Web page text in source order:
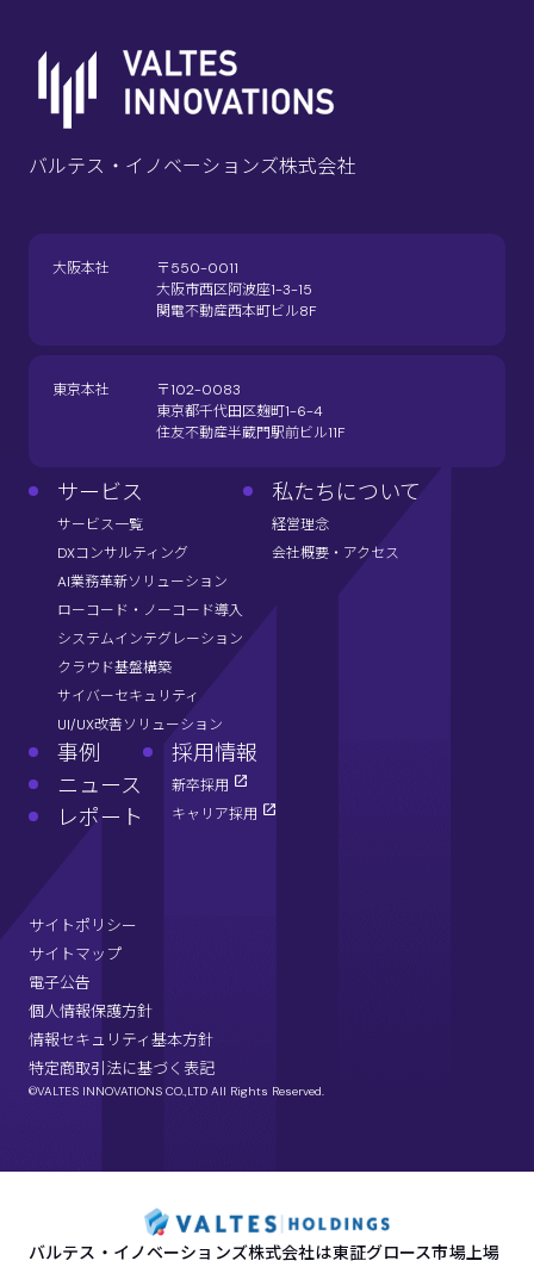
バルテス・イノベーションズ株式会社
大阪本社
〒550-0011
大阪市西区阿波座1-3-15
関電不動産西本町ビル8F
東京本社
〒102-0083
東京都千代田区麹町1-6-4
住友不動産半蔵門駅前ビル11F
サービス
サービス一覧
DXコンサルティング
AI業務革新ソリューション
ローコード・ノーコード導入
システムインテグレーション
クラウド基盤構築
サイバーセキュリティ
UI/UX改善ソリューション
私たちについて
経営理念
会社概要・アクセス
事例
ニュース
レポート
採用情報
新卒採用
キャリア採用
サイトポリシー
サイトマップ
電子公告
個人情報保護方針
情報セキュリティ基本方針
特定商取引法に基づく表記
©VALTES INNOVATIONS CO.,LTD All Rights Reserved.
バルテス・イノベーションズ株式会社は東証グロース市場上場